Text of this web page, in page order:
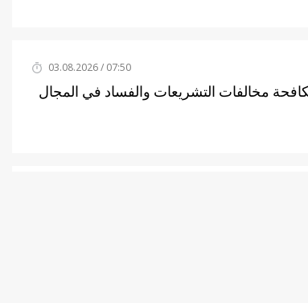
07:50 / 03.08.2026
مخالفات التشريعات والفساد في المجال